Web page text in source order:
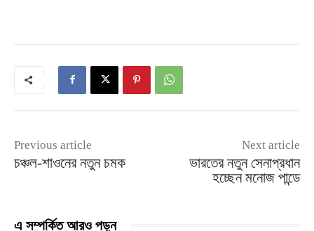
Previous article
চঞ্চল-শাওনের নতুন চমক
Next article
ভারতের নতুন সেনাপ্রধান
হচ্ছেন মনোজ পান্ডে
এ সম্পর্কিত আরও পড়ুন